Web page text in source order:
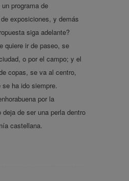
programa de
exposiciones, y demás
siga adelante?
quiere ir de paseo, se
o por el campo; y el
copas, se va al centro,
se ha ido siempre.
por la
deja de ser una perla dentro
castellana.